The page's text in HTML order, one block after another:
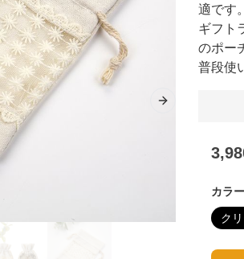
Next slide
適です。
ギフト
のポー
普段使
カラー
ク